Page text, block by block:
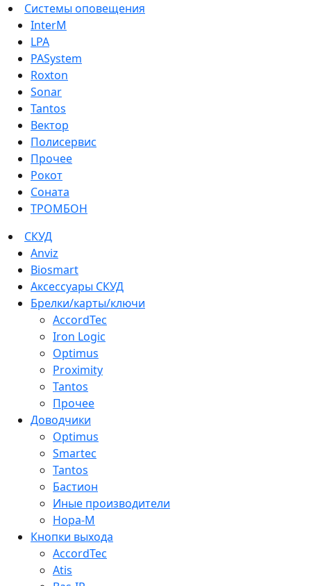
Системы оповещения
InterM
LPA
PASystem
Roxton
Sonar
Tantos
Вектор
Полисервис
Прочее
Рокот
Соната
ТРОМБОН
СКУД
Anviz
Biosmart
Аксессуары СКУД
Брелки/карты/ключи
AccordTec
Iron Logic
Optimus
Proximity
Tantos
Прочее
Доводчики
Optimus
Smartec
Tantos
Бастион
Иные производители
Нора-М
Кнопки выхода
AccordTec
Atis